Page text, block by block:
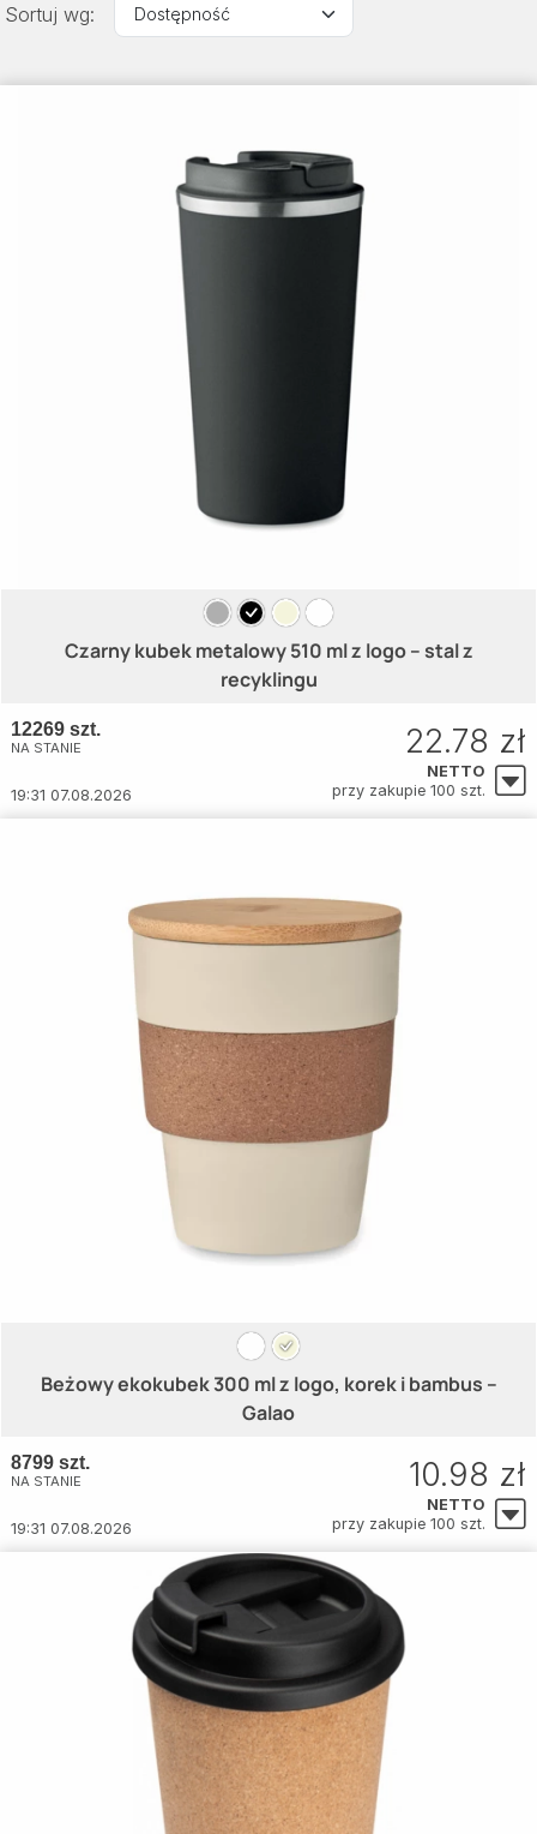
Sortuj wg:
Czarny kubek metalowy 510 ml z logo – stal z
recyklingu
12269 szt.
NA STANIE
19:31 07.08.2026
22.78 zł
NETTO
przy zakupie 100 szt.
Beżowy ekokubek 300 ml z logo, korek i bambus –
Galao
8799 szt.
NA STANIE
19:31 07.08.2026
10.98 zł
NETTO
przy zakupie 100 szt.